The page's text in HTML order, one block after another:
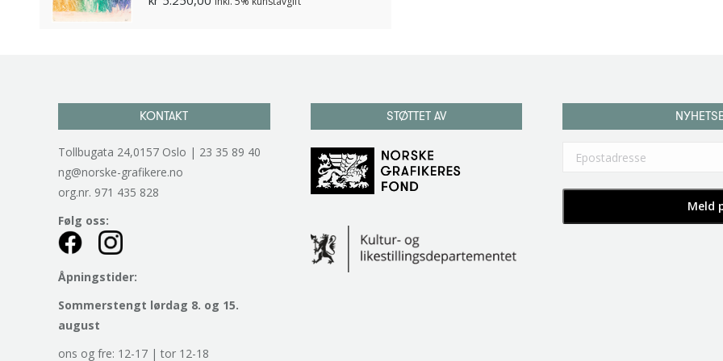
KONTAKT
Tollbugata 24,0157 Oslo | 23 35 89 40
ng@norske-grafikere.no
org.nr. 971 435 828
Følg oss:
Åpningstider:
Sommerstengt lørdag 8. og 15.
august
ons og fre: 12-17 | tor 12-18
STØTTET AV